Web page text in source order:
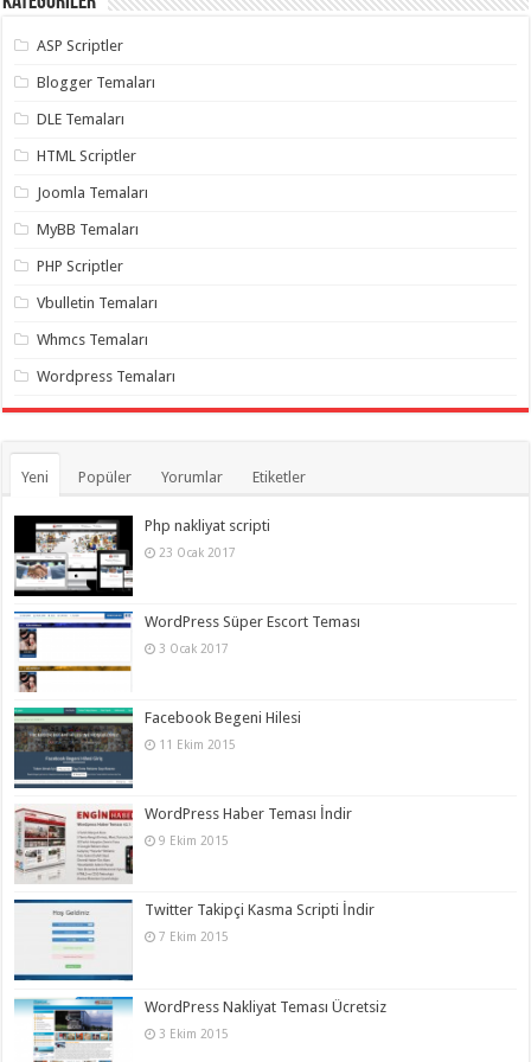
ASP Scriptler
Blogger Temaları
DLE Temaları
HTML Scriptler
Joomla Temaları
MyBB Temaları
PHP Scriptler
Vbulletin Temaları
Whmcs Temaları
Wordpress Temaları
Yeni Popüler Yorumlar Etiketler
Php nakliyat scripti
23 Ocak 2017
WordPress Süper Escort Teması
3 Ocak 2017
Facebook Begeni Hilesi
11 Ekim 2015
WordPress Haber Teması İndir
9 Ekim 2015
Twitter Takipçi Kasma Scripti İndir
7 Ekim 2015
WordPress Nakliyat Teması Ücretsiz
3 Ekim 2015